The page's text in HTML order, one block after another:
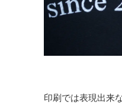
印刷では表現出来